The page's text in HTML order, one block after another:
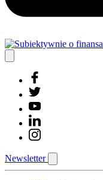
Newsletter